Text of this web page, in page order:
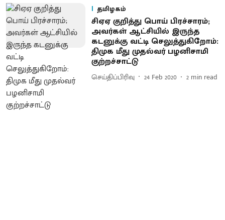
தமிழகம்
சிஏஏ குறித்து பொய் பிரச்சாரம்;
அவர்கள் ஆட்சியில் இருந்த
கடனுக்கு வட்டி செலுத்துகிறோம்:
திமுக மீது முதல்வர் பழனிசாமி
குற்றச்சாட்டு
செய்திப்பிரிவு 24 Feb 2020 2 min read